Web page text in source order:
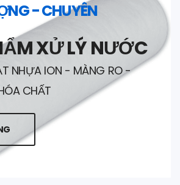
- CHUYÊN
XỬ LÝ NƯỚC
NHỰA ION - MÀNG RO -
CHẤT